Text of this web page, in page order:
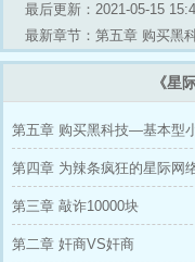
最后更新：2021-05-15
最新章节：第五章 购买黑
《星
第五章 购买黑科技—基本型
第四章 为辣条疯狂的星际网
第三章 敲诈10000块
第二章 奸商VS奸商